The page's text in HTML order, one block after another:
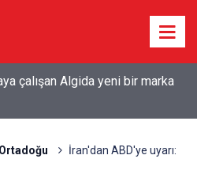
çalışan Algida yeni bir marka
Ortadoğu
İran'dan ABD'ye uyarı: